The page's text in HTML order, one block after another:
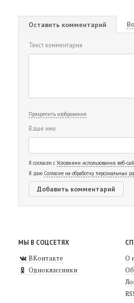
Оставить комментарий
Текст комментария
Прикрепить изображение
Ваше имя
Я согласен с Условиями использования веб-
Я даю Согласие на обработку персональных
МЫ В СОЦСЕТЯХ
ВКонтакте
Одноклассники
О